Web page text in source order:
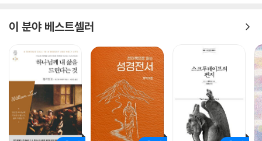
- 각 장마다 주제별 성경 암송 구절, 찬송가, 현대 찬양곡, 신학 전문 용어
수록
- 개인 및 교회 공동체 적용을 위한 질문 수록
이 분야 베스트셀러